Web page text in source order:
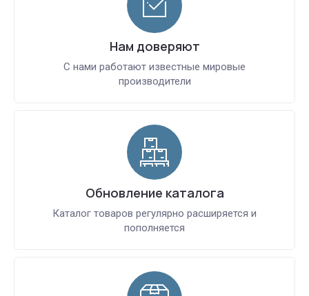
Нам доверяют
С нами работают известные мировые
производители
Обновление каталога
Каталог товаров регулярно расширяется и
пополняется